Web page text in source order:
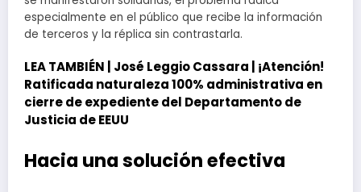
especialmente en el público que recibe la información
de terceros y la réplica sin contrastarla.
LEA TAMBIÉN | José Leggio Cassara | ¡Atención!
Ratificada naturaleza 100% administrativa en
cierre de expediente del Departamento de
Justicia de EEUU
Hacia una solución efectiva